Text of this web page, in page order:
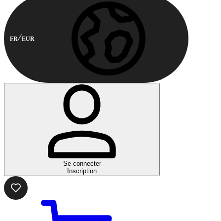
FR EUR
Se connecter
Inscription